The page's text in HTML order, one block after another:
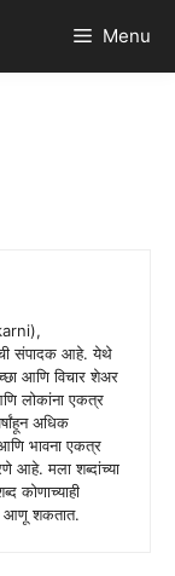
Menu
संपादक आहे. येथे
आणि विचार शेअर
लोकांना एकत्र
अधिक
भावना एकत्र
आहे. मला शब्दांच्या
कोणाच्याही
आणू शकतात.